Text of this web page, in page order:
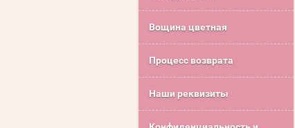
Вощина цветная
Процесс возврата
Наши реквизиты